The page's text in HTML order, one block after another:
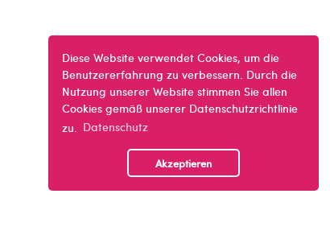
Diese Website verwendet Cookies, um die
Benutzererfahrung zu verbessern. Durch die
Nutzung unserer Website stimmen Sie allen
Cookies gemäß unserer Datenschutzrichtlinie
zu.
Datenschutz
Akzeptieren